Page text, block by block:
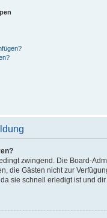
zwingend. Die Board-
die Gästen nicht zur
sie schnell erledigt ist und